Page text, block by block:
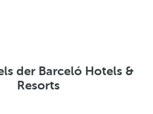
der Barceló Hotels &
Resorts